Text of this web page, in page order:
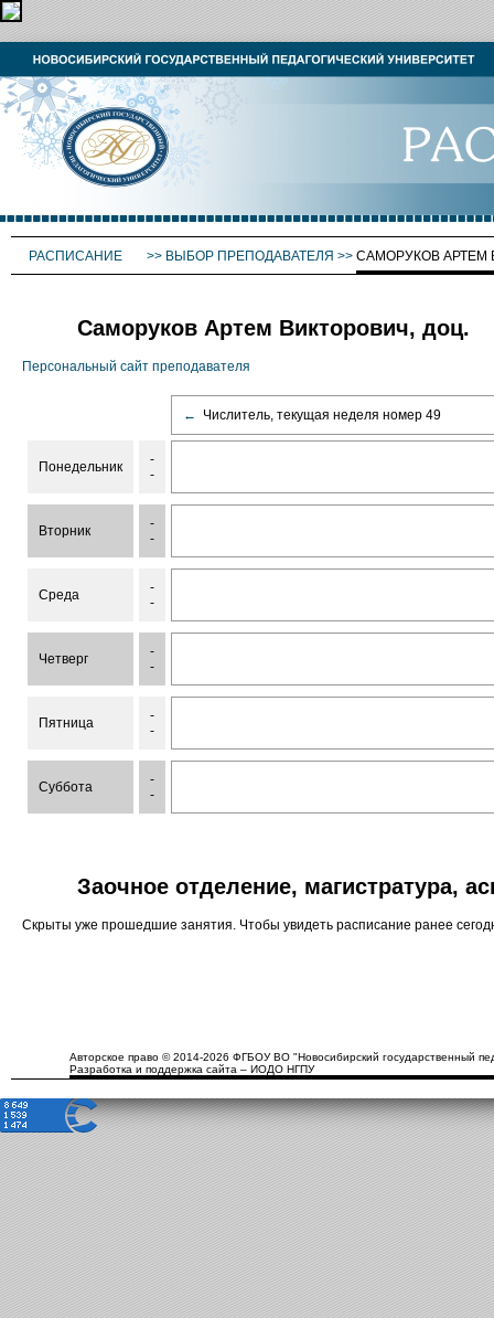
РАСПИСАНИЕ >> ВЫБОР ПРЕПОДАВАТЕЛЯ >> САМОРУКОВ АРТЕМ
Саморуков Артем Викторович, доц.
Персональный сайт преподавателя
← Числитель, текущая неделя номер 49
Понедельник
-
-
Вторник
-
-
Среда
-
-
Четверг
-
-
Пятница
-
-
Суббота
-
-
Заочное отделение, магистратура,
Скрыты уже прошедшие занятия. Чтобы увидеть расписание ранее
Авторское право © 2014-2026 ФГБОУ ВО "Новосибирский государственный
Разработка и поддержка сайта – ИОДО НГПУ